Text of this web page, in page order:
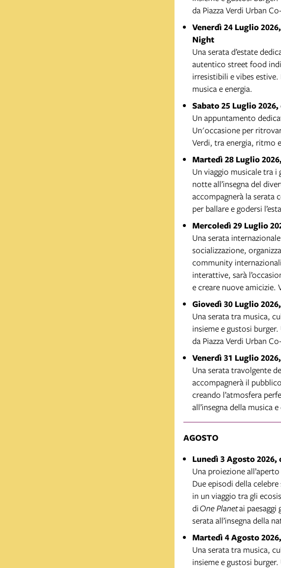
da Piazza Verdi Urban
Venerdì 24 Luglio
Night
Una serata d’estate
autentico street food
irresistibili e vibes
musica e energia.
Sabato 25 Luglio 2026,
Un appuntamento
Un'occasione per
Verdi, tra energia, ritmo
Martedì 28 Luglio
Un viaggio musicale tra
notte all’insegna del
accompagnerà la
per ballare e godersi
Mercoledì 29 Luglio
Una serata
socializzazione,
community
interattive, sarà
e creare nuove
Giovedì 30 Luglio
Una serata tra musica,
insieme e gustosi
da Piazza Verdi Urban
Venerdì 31 Luglio
Una serata travolgente
accompagnerà il
creando l’atmosfera
all’insegna della musica
AGOSTO
Lunedì 3 Agosto
Una proiezione
Due episodi della
in un viaggio tra gli
diOne Planetai paesaggi
serata all’insegna della
Martedì 4 Agosto
Una serata tra musica,
insieme e gustosi